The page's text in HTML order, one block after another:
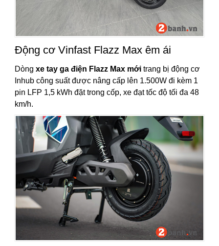
Động cơ Vinfast Flazz Max êm ái
Dòng xe tay ga điện Flazz Max mới trang bị động cơ
Inhub công suất được nâng cấp lên 1.500W đi kèm 1
pin LFP 1,5 kWh đặt trong cốp, xe đạt tốc độ tối đa 48
km/h.